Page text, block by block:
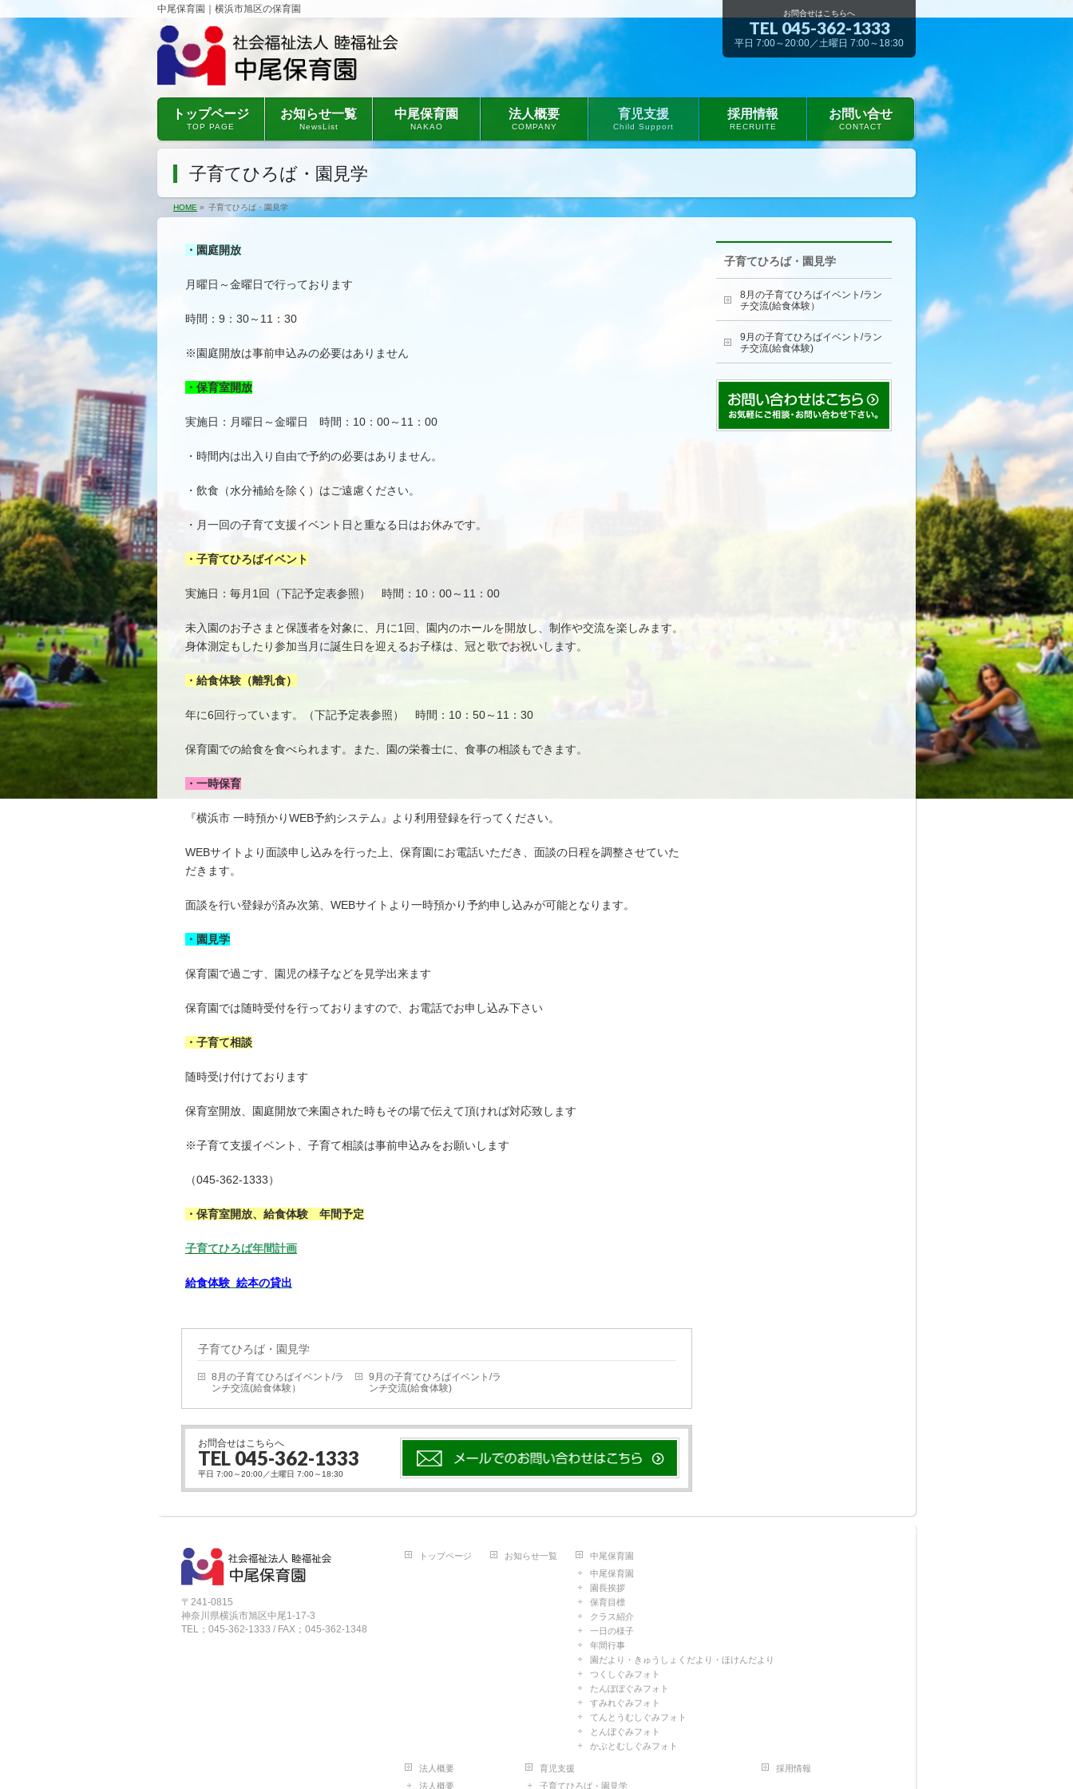
中尾保育園｜横浜市旭区の保育園 お問合せはこちらへ
TEL 045-362-1333
平日 7:00～20:00／土曜日 7:00～18:30
トップページ
TOP PAGE
お知らせ一覧
NewsList
中尾保育園
NAKAO
法人概要
COMPANY
育児支援
Child Support
採用情報
RECRUITE
お問い合せ
CONTACT
子育てひろば・園見学
HOME » 子育てひろば・園見学
・園庭開放
月曜日～金曜日で行っております
時間：9：30～11：30
※園庭開放は事前申込みの必要はありません
・保育室開放
実施日：月曜日～金曜日 時間：10：00～11：00
・時間内は出入り自由で予約の必要はありません。
・飲食（水分補給を除く）はご遠慮ください。
・月一回の子育て支援イベント日と重なる日はお休みです。
・子育てひろばイベント
実施日：毎月1回（下記予定表参照） 時間：10：00～11：00
未入園のお子さまと保護者を対象に、月に1回、園内のホールを開放し、制作や交流を楽しみます。
身体測定もしたり参加当月に誕生日を迎えるお子様は、冠と歌でお祝いします。
・給食体験（離乳食）
年に6回行っています。（下記予定表参照） 時間：10：50～11：30
保育園での給食を食べられます。また、園の栄養士に、食事の相談もできます。
・一時保育
『横浜市 一時預かりWEB予約システム』より利用登録を行ってください。
WEBサイトより面談申し込みを行った上、保育園にお電話いただき、面談の日程を調整させていた
だきます。
面談を行い登録が済み次第、WEBサイトより一時預かり予約申し込みが可能となります。
・園見学
保育園で過ごす、園児の様子などを見学出来ます
保育園では随時受付を行っておりますので、お電話でお申し込み下さい
・子育て相談
随時受け付けております
保育室開放、園庭開放で来園された時もその場で伝えて頂ければ対応致します
※子育て支援イベント、子育て相談は事前申込みをお願いします
（045-362-1333）
・保育室開放、給食体験 年間予定
子育てひろば年間計画
給食体験 絵本の貸出
子育てひろば・園見学
8月の子育てひろばイベント/ラ
ンチ交流(給食体験）
9月の子育てひろばイベント/ラ
ンチ交流(給食体験)
お問合せはこちらへ
TEL 045-362-1333
平日 7:00～20:00／土曜日 7:00～18:30
子育てひろば・園見学
8月の子育てひろばイベント/ラン
チ交流(給食体験）
9月の子育てひろばイベント/ラン
チ交流(給食体験)
〒241-0815
神奈川県横浜市旭区中尾1-17-3
TEL；045-362-1333 / FAX；045-362-1348
トップページ お知らせ一覧
中尾保育園
中尾保育園
園長挨拶
保育目標
クラス紹介
一日の様子
年間行事
園だより・きゅうしょくだより・ほけんだより
つくしぐみフォト
たんぽぽぐみフォト
すみれぐみフォト
てんとうむしぐみフォト
とんぼぐみフォト
かぶとむしぐみフォト
法人概要
法人概要
育児支援
子育てひろば・園見学
採用情報